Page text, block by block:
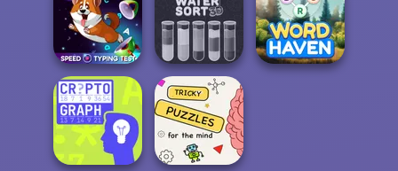
Alphabet Lore
Maze
Cameraman vs
Toilets Puzzle
Words Match
Speed Typing
Test
Color Water Sort
3D